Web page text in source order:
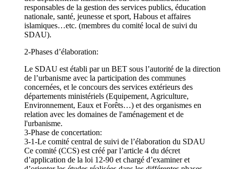
responsables de la gestion des services publics, éducation
nationale, santé, jeunesse et sport, Habous et affaires
islamiques…etc. (membres du comité local de suivi du
SDAU).
2-Phases d’élaboration:
Le SDAU est établi par un BET sous l’autorité de la direction
de l’urbanisme avec la participation des communes
concernées, et le concours des services extérieurs des
départements ministériels (Equipement, Agriculture,
Environnement, Eaux et Forêts…) et des organismes en
relation avec les domaines de l'aménagement et de
l'urbanisme.
3-Phase de concertation:
3-1-Le comité central de suivi de l’élaboration du SDAU
Ce comité (CCS) est créé par l’article 4 du décret
d’application de la loi 12-90 et chargé d’examiner et